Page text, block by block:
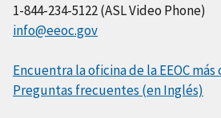
1-844-234-5122 (ASL Video Phone)
info@eeoc.gov
Encuentra la oficina de la EEOC más
Preguntas frecuentes (en Inglés)